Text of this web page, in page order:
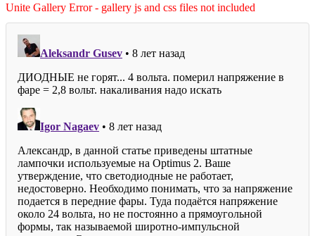
Unite Gallery Error - gallery js and css files not included